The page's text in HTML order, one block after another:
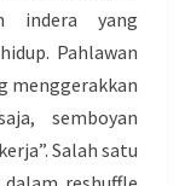
indera yang
Pahlawan
menggerakkan
semboyan
Salah satu